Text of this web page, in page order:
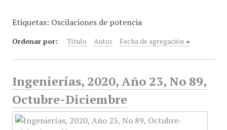
Etiquetas: Oscilaciones de potencia
Ordenar por: Título Autor Fecha de agregación
Ingenierías, 2020, Año 23, No 89,
Octubre-Diciembre